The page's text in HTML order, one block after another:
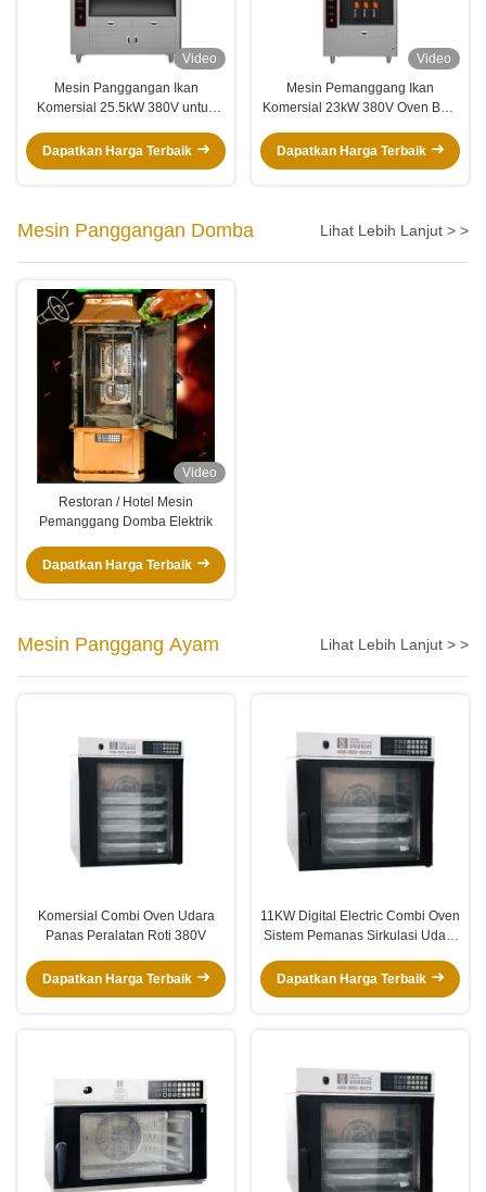
Video
Mesin Panggangan Ikan
Komersial 25.5kW 380V untuk
Dapatkan Harga Terbaik
Video
Mesin Pemanggang Ikan
Komersial 23kW 380V Oven Baja
Dapatkan Harga Terbaik
Mesin Panggangan Domba Lihat Lebih Lanjut > >
Video
Restoran / Hotel Mesin
Pemanggang Domba Elektrik
Dapatkan Harga Terbaik
Mesin Panggang Ayam Lihat Lebih Lanjut > >
Komersial Combi Oven Udara
Panas Peralatan Roti 380V
Dapatkan Harga Terbaik
11KW Digital Electric Combi Oven
Sistem Pemanas Sirkulasi Udara
Dapatkan Harga Terbaik